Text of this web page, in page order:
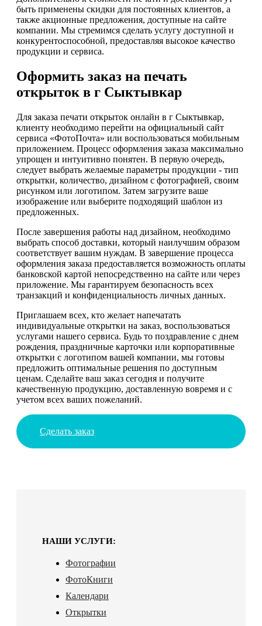
быть применены скидки для постоянных клиентов, а
также акционные предложения, доступные на сайте
компании. Мы стремимся сделать услугу доступной и
конкурентоспособной, предоставляя высокое качество
продукции и сервиса.
Оформить заказ на печать
открыток в г Сыктывкар
Для заказа печати открыток онлайн в г Сыктывкар,
клиенту необходимо перейти на официальный сайт
сервиса «ФотоПочта» или воспользоваться мобильным
приложением. Процесс оформления заказа максимально
упрощен и интуитивно понятен. В первую очередь,
следует выбрать желаемые параметры продукции - тип
открытки, количество, дизайном с фотографией, своим
рисунком или логотипом. Затем загрузите ваше
изображение или выберите подходящий шаблон из
предложенных.
После завершения работы над дизайном, необходимо
выбрать способ доставки, который наилучшим образом
соответствует вашим нуждам. В завершение процесса
оформления заказа предоставляется возможность оплаты
банковской картой непосредственно на сайте или через
приложение. Мы гарантируем безопасность всех
транзакций и конфиденциальность личных данных.
Приглашаем всех, кто желает напечатать
индивидуальные открытки на заказ, воспользоваться
услугами нашего сервиса. Будь то поздравление с днем
рождения, праздничные карточки или корпоративные
открытки с логотипом вашей компании, мы готовы
предложить оптимальные решения по доступным
ценам. Сделайте ваш заказ сегодня и получите
качественную продукцию, доставленную вовремя и с
учетом всех ваших пожеланий.
Сделать заказ
НАШИ УСЛУГИ:
Фотографии
ФотоКниги
Календари
Открытки